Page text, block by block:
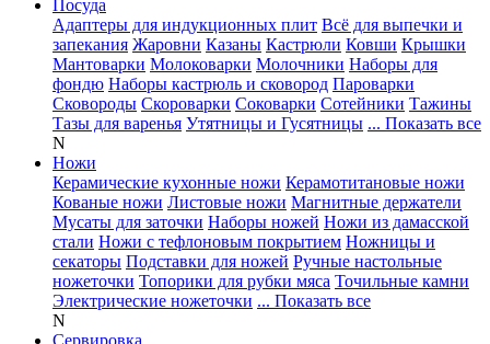
Посуда
Адаптеры для индукционных плит Всё для выпечки и
запекания Жаровни Казаны Кастрюли Ковши Крышки
Мантоварки Молоковарки Молочники Наборы для
фондю Наборы кастрюль и сковород Пароварки
Сковороды Скороварки Соковарки Сотейники Тажины
Тазы для варенья Утятницы и Гусятницы ... Показать все
N
Ножи
Керамические кухонные ножи Керамотитановые ножи
Кованые ножи Листовые ножи Магнитные держатели
Мусаты для заточки Наборы ножей Ножи из дамасской
стали Ножи с тефлоновым покрытием Ножницы и
секаторы Подставки для ножей Ручные настольные
ножеточки Топорики для рубки мяса Точильные камни
Электрические ножеточки ... Показать все
N
Сервировка